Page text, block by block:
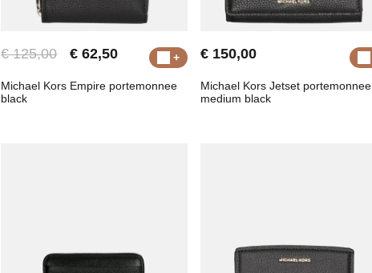
€ 125,00 € 62,50
Michael Kors Empire portemonnee
black
€ 150,00
Michael Kors Jetset portemonnee
medium black